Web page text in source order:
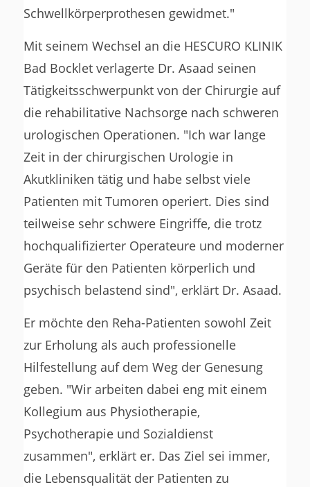
Schwellkörperprothesen gewidmet."
Mit seinem Wechsel an die HESCURO KLINIK
Bad Bocklet verlagerte Dr. Asaad seinen
Tätigkeitsschwerpunkt von der Chirurgie auf
die rehabilitative Nachsorge nach schweren
urologischen Operationen. "Ich war lange
Zeit in der chirurgischen Urologie in
Akutkliniken tätig und habe selbst viele
Patienten mit Tumoren operiert. Dies sind
teilweise sehr schwere Eingriffe, die trotz
hochqualifizierter Operateure und moderner
Geräte für den Patienten körperlich und
psychisch belastend sind", erklärt Dr. Asaad.
Er möchte den Reha-Patienten sowohl Zeit
zur Erholung als auch professionelle
Hilfestellung auf dem Weg der Genesung
geben. "Wir arbeiten dabei eng mit einem
Kollegium aus Physiotherapie,
Psychotherapie und Sozialdienst
zusammen", erklärt er. Das Ziel sei immer,
die Lebensqualität der Patienten zu